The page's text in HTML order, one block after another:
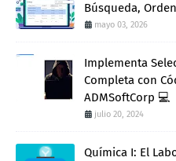
Búsqueda,
mayo 03, 2026
Implementa
Completa con
ADMSoftCorp 💻
julio 20, 2024
Química I: El